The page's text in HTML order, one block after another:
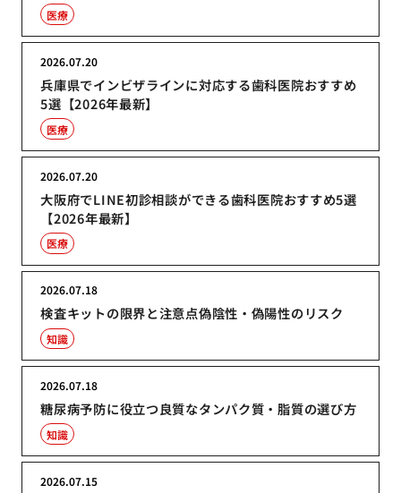
医療
兵庫県でインビザラインに対応する歯科医院おすすめ
5選【2026年最新】
2026.07.20
医療
大阪府でLINE初診相談ができる歯科医院おすすめ5選
【2026年最新】
2026.07.20
医療
検査キットの限界と注意点偽陰性・偽陽性のリスク
2026.07.18
知識
糖尿病予防に役立つ良質なタンパク質・脂質の選び方
2026.07.18
知識
2026.07.15